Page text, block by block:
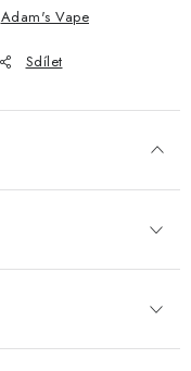
Adam's Vape
Sdílet